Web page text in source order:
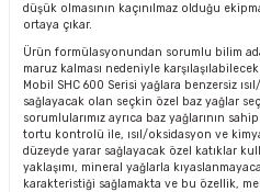
düşük olmasının kaçınılmaz olduğu
ortaya çıkar.
Ürün formülasyonundan sorumlu bilim
maruz kalması nedeniyle
Mobil SHC 600 Serisi yağlara benzersiz
sağlayacak olan seçkin özel baz yağlar
sorumlularımız ayrıca baz yağlarının
tortu kontrolü ile, ısıl/oksidasyon ve
düzeyde yarar sağlayacak özel katıklar
yaklaşımı, mineral yağlarla
karakteristiği sağlamakta ve bu özellik,